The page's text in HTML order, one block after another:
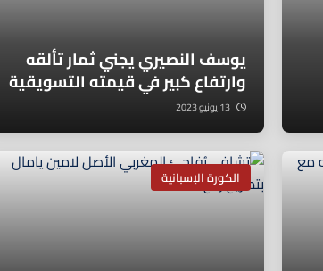
يوسف النصيري يجني ثمار تألقه
وارتفاع كبير في قيمته التسويقية
الكورة الإسبانية